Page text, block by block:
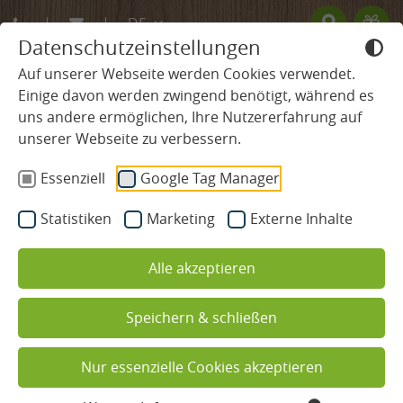
Datenschutzeinstellungen
Auf unserer Webseite werden Cookies verwendet.
Einige davon werden zwingend benötigt, während es
uns andere ermöglichen, Ihre Nutzererfahrung auf
unserer Webseite zu verbessern.
Essenziell
Google Tag Manager
Statistiken Marketing Externe Inhalte
Alle akzeptieren
Speichern & schließen
Nur essenzielle Cookies akzeptieren
DE
EN
FR
SCHWARZWALD HOTEL
ZIMMER & PREISE
WELLNESS & SPA
Schwimmbad & Pools
Wellnessurlaub im Schwarzwald
Ihr Wellness- & Spahotel Ludinmühle